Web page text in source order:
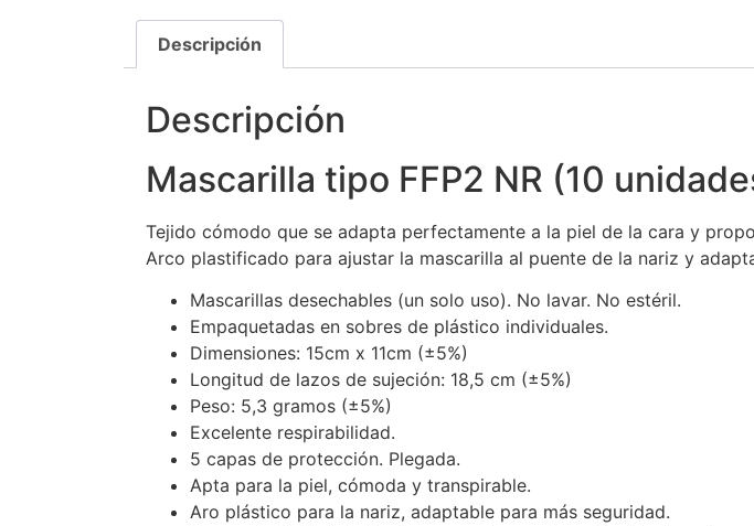
Descripción
Descripción
Mascarilla tipo FFP2 NR (10
Tejido cómodo que se adapta perfectamente a la piel de la cara y
Arco plastificado para ajustar la mascarilla al puente de la nariz y
Mascarillas desechables (un solo uso). No lavar. No estéril.
Empaquetadas en sobres de plástico individuales.
Dimensiones: 15cm x 11cm (±5%)
Longitud de lazos de sujeción: 18,5 cm (±5%)
Peso: 5,3 gramos (±5%)
Excelente respirabilidad.
5 capas de protección. Plegada.
Apta para la piel, cómoda y transpirable.
Aro plástico para la nariz, adaptable para más seguridad.